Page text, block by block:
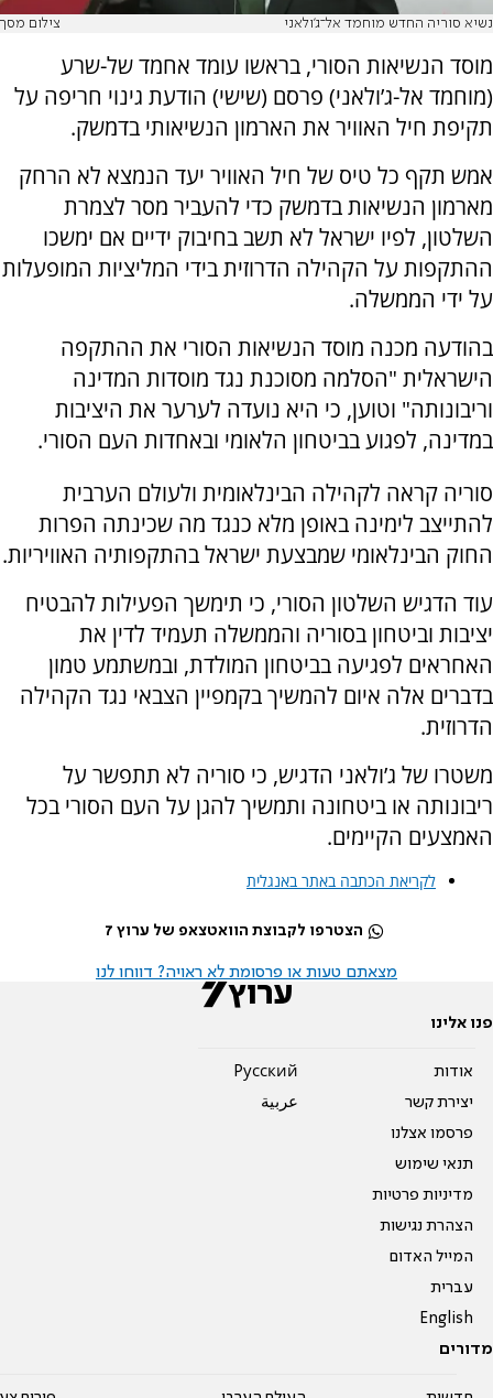
נשיא סוריה החדש מוחמד אל־ג'ולאני צילום מסך
מוסד הנשיאות הסורי, בראשו עומד אחמד של-שרע
(מוחמד אל-ג’ולאני) פרסם (שישי) הודעת גינוי חריפה על
תקיפת חיל האוויר את הארמון הנשיאותי בדמשק.
אמש תקף כל טיס של חיל האוויר יעד הנמצא לא הרחק
מארמון הנשיאות בדמשק כדי להעביר מסר לצמרת
השלטון, לפיו ישראל לא תשב בחיבוק ידיים אם ימשכו
ההתקפות על הקהילה הדרוזית בידי המליציות המופעלות
על ידי הממשלה.
בהודעה מכנה מוסד הנשיאות הסורי את ההתקפה
הישראלית "הסלמה מסוכנת נגד מוסדות המדינה
וריבונותה" וטוען, כי היא נועדה לערער את היציבות
במדינה, לפגוע בביטחון הלאומי ובאחדות העם הסורי.
סוריה קראה לקהילה הבינלאומית ולעולם הערבית
להתייצב לימינה באופן מלא כנגד מה שכינתה הפרות
החוק הבינלאומי שמבצעת ישראל בהתקפותיה האוויריות.
עוד הדגיש השלטון הסורי, כי תימשך הפעילות להבטיח
יציבות וביטחון בסוריה והממשלה תעמיד לדין את
האחראים לפגיעה בביטחון המולדת, ובמשתמע טמון
בדברים אלה איום להמשיך בקמפיין הצבאי נגד הקהילה
הדרוזית.
משטרו של ג’ולאני הדגיש, כי סוריה לא תתפשר על
ריבונותה או ביטחונה ותמשיך להגן על העם הסורי בכל
האמצעים הקיימים.
לקריאת הכתבה באתר באנגלית
הצטרפו לקבוצת הוואטצאפ של ערוץ 7
מצאתם טעות או פרסומת לא ראויה? דווחו לנו
פנו אלינו
אודות
יצירת קשר
פרסמו אצלנו
תנאי שימוש
מדיניות פרטיות
הצהרת נגישות
המייל האדום
עברית
English
Pусский
عربية
מדורים